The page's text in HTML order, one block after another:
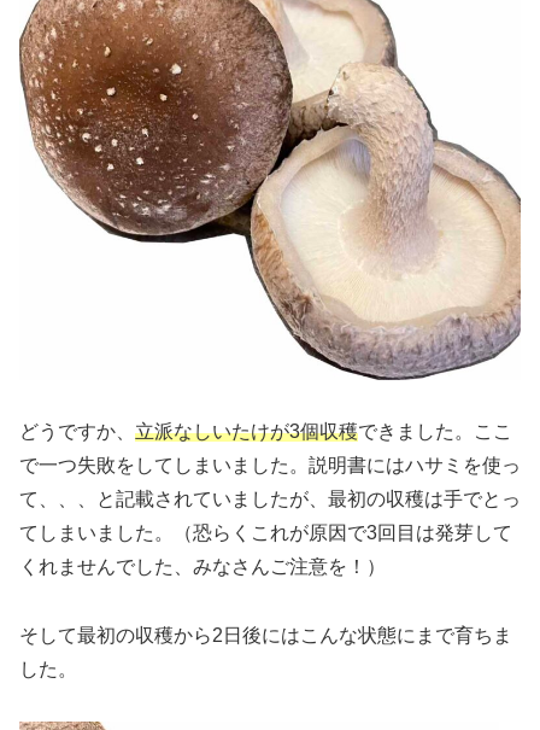
どうですか、 立派なしいたけが3個収穫できました。ここ
で一つ失敗をしてしまいました。説明書にはハサミを使っ
て、、、と記載されていましたが、最初の収穫は手でとっ
てしまいました。（恐らくこれが原因で3回目は発芽して
くれませんでした、みなさんご注意を！）
そして最初の収穫から2日後にはこんな状態にまで育ちま
した。